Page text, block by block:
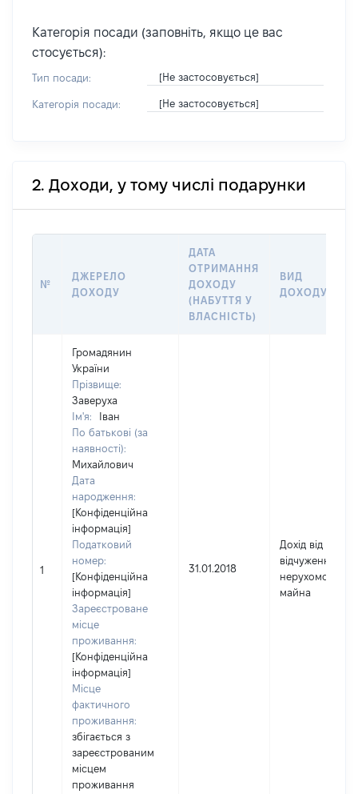
Категорія посади (заповніть, якщо це вас
стосується):
Тип посади: [Не застосовується]
Категорія посади: [Не застосовується]
2. Доходи, у тому числі подарунки
№
ДЖЕРЕЛО
ДОХОДУ
ДАТА
ОТРИМАННЯ
ДОХОДУ
(НАБУТТЯ У
ВЛАСНІСТЬ)
ВИД
ДОХОДУ
1
Громадянин
України
Прізвище:
Заверуха
Ім'я:
Іван
По батькові (за
наявності):
Михайлович
Дата
народження:
[Конфіденційна
інформація]
Податковий
номер:
[Конфіденційна
інформація]
Зареєстроване
місце
проживання:
[Конфіденційна
інформація]
Місце
фактичного
проживання:
збігається з
зареєстрованим
місцем
проживання
31.01.2018
Дохід від
відчуження
нерухомого
майна